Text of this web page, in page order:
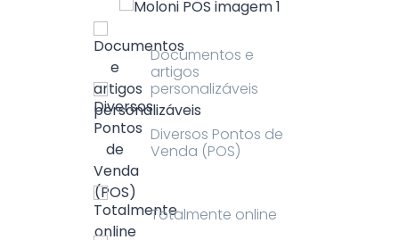
Documentos e
artigos
personalizáveis
Diversos Pontos de
Venda (POS)
Totalmente online